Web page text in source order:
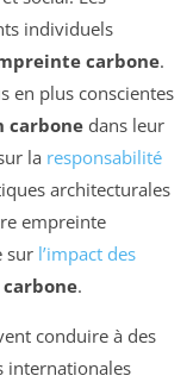
individuels
carbone.
en plus conscientes
carbone dans leur
la responsabilité
architecturales
empreinte
sur l’impact des
.
conduire à des
internationales